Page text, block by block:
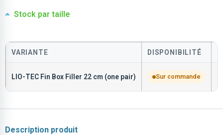
Stock par taille
VARIANTE DISPONIBILITÉ
LIO-TEC Fin Box Filler 22 cm (one pair) Sur commande
Description produit